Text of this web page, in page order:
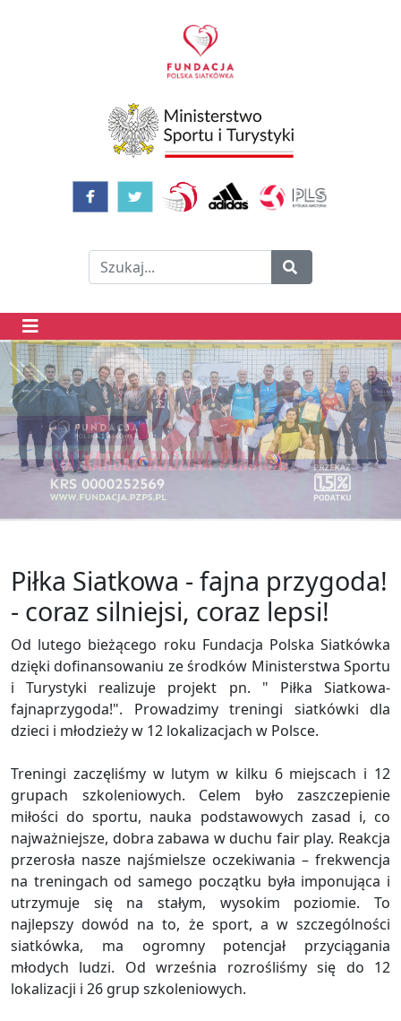
Piłka Siatkowa - fajna przygoda!
- coraz silniejsi, coraz lepsi!
Od lutego bieżącego roku Fundacja Polska Siatkówka
dzięki dofinansowaniu ze środków Ministerstwa Sportu
i Turystyki realizuje projekt pn. " Piłka Siatkowa-
fajnaprzygoda!". Prowadzimy treningi siatkówki dla
dzieci i młodzieży w 12 lokalizacjach w Polsce.
Treningi zaczęliśmy w lutym w kilku 6 miejscach i 12
grupach szkoleniowych. Celem było zaszczepienie
miłości do sportu, nauka podstawowych zasad i, co
najważniejsze, dobra zabawa w duchu fair play. Reakcja
przerosła nasze najśmielsze oczekiwania – frekwencja
na treningach od samego początku była imponująca i
utrzymuje się na stałym, wysokim poziomie. To
najlepszy dowód na to, że sport, a w szczególności
siatkówka, ma ogromny potencjał przyciągania
młodych ludzi. Od września rozrośliśmy się do 12
lokalizacji i 26 grup szkoleniowych.